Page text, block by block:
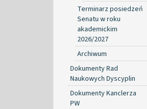
Terminarz posiedzeń
Senatu w roku
akademickim
2026/2027
Archiwum
Dokumenty Rad
Naukowych Dyscyplin
Dokumenty Kanclerza
PW